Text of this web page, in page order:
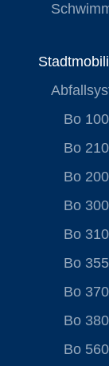
Bo
Bo
Bo 200
Bo 300
Bo 310
Bo 355
Bo 370
Bo 380
Bo 560